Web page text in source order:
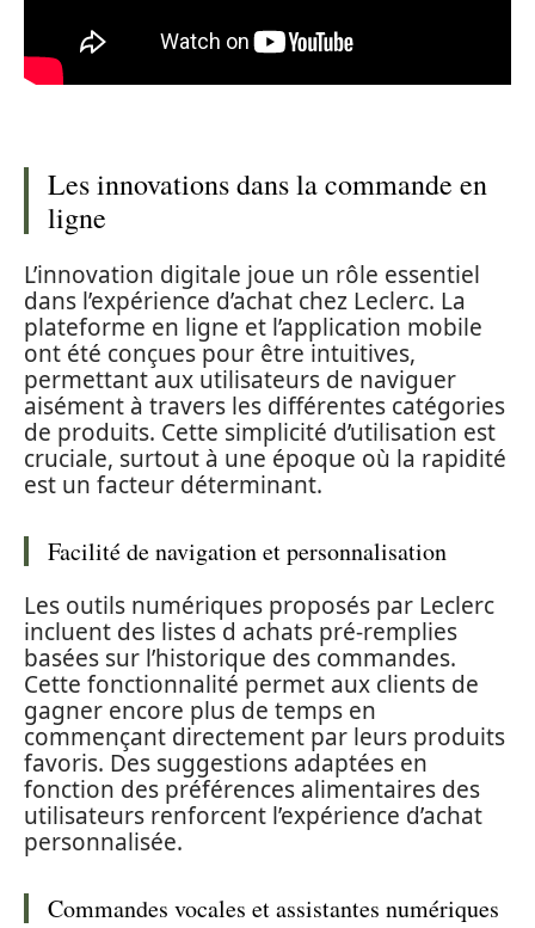
Les innovations dans la commande en
ligne
L’innovation digitale joue un rôle essentiel
dans l’expérience d’achat chez Leclerc. La
plateforme en ligne et l’application mobile
ont été conçues pour être intuitives,
permettant aux utilisateurs de naviguer
aisément à travers les différentes catégories
de produits. Cette simplicité d’utilisation est
cruciale, surtout à une époque où la rapidité
est un facteur déterminant.
Facilité de navigation et personnalisation
Les outils numériques proposés par Leclerc
incluent des listes d achats pré-remplies
basées sur l’historique des commandes.
Cette fonctionnalité permet aux clients de
gagner encore plus de temps en
commençant directement par leurs produits
favoris. Des suggestions adaptées en
fonction des préférences alimentaires des
utilisateurs renforcent l’expérience d’achat
personnalisée.
Commandes vocales et assistantes numériques